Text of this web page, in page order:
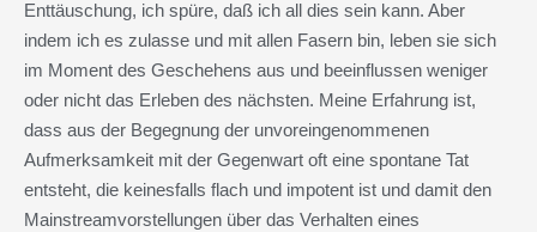
Enttäuschung, ich spüre, daß ich all dies sein kann. Aber
indem ich es zulasse und mit allen Fasern bin, leben sie sich
im Moment des Geschehens aus und beeinflussen weniger
oder nicht das Erleben des nächsten. Meine Erfahrung ist,
dass aus der Begegnung der unvoreingenommenen
Aufmerksamkeit mit der Gegenwart oft eine spontane Tat
entsteht, die keinesfalls flach und impotent ist und damit den
Mainstreamvorstellungen über das Verhalten eines